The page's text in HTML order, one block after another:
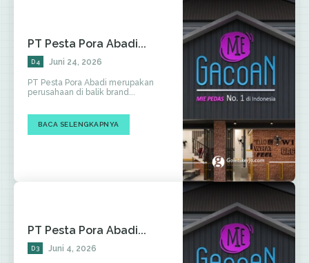
PT Pesta Pora Abadi...
D4 Juni 24, 2026
PT Pesta Pora Abadi merupakan
perusahaan di balik brand...
BACA SELENGKAPNYA
PT Pesta Pora Abadi...
D3 Juni 4, 2026